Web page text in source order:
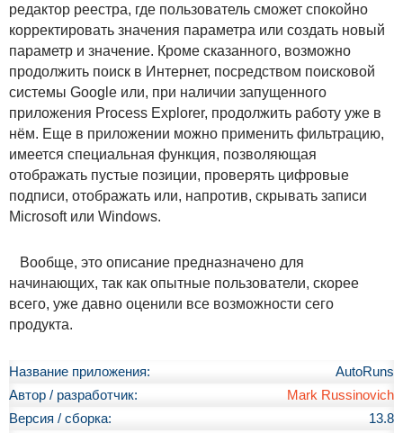
редактор реестра, где пользователь сможет спокойно
корректировать значения параметра или создать новый
параметр и значение. Кроме сказанного, возможно
продолжить поиск в Интернет, посредством поисковой
системы Google или, при наличии запущенного
приложения Process Explorer, продолжить работу уже в
нём. Еще в приложении можно применить фильтрацию,
имеется специальная функция, позволяющая
отображать пустые позиции, проверять цифровые
подписи, отображать или, напротив, скрывать записи
Microsoft или Windows.
Вообще, это описание предназначено для
начинающих, так как опытные пользователи, скорее
всего, уже давно оценили все возможности сего
продукта.
Название приложения:
AutoRuns
Автор / разработчик:
Mark Russinovich
Версия / сборка:
13.8